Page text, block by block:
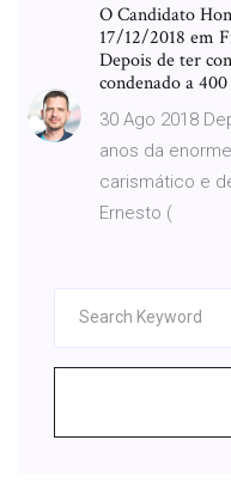
O Candidato
17/12/2018 em
Depois de ter
condenado a
30 Ago 2018
anos da
carismático e
Ernesto (